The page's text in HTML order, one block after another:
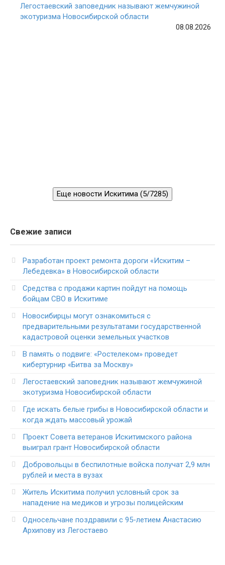
Легостаевский заповедник называют жемчужиной
экотуризма Новосибирской области
08.08.2026
Еще новости Искитима (5/7285)
Свежие записи
Разработан проект ремонта дороги «Искитим –
Лебедевка» в Новосибирской области
Средства с продажи картин пойдут на помощь
бойцам СВО в Искитиме
Новосибирцы могут ознакомиться с
предварительными результатами государственной
кадастровой оценки земельных участков
В память о подвиге: «Ростелеком» проведет
кибертурнир «Битва за Москву»
Легостаевский заповедник называют жемчужиной
экотуризма Новосибирской области
Где искать белые грибы в Новосибирской области и
когда ждать массовый урожай
Проект Совета ветеранов Искитимского района
выиграл грант Новосибирской области
Добровольцы в беспилотные войска получат 2,9 млн
рублей и места в вузах
Житель Искитима получил условный срок за
нападение на медиков и угрозы полицейским
Односельчане поздравили с 95-летием Анастасию
Архипову из Легостаево